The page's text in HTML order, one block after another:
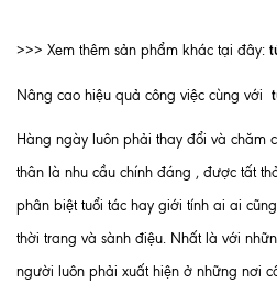
>>> Xem thêm sản phẩm khác tại đây:
Nâng cao hiệu quả công việc cùng với
Hàng ngày luôn phải thay đổi và chăm
thân là nhu cầu chính đáng , được tất
phân biệt tuổi tác hay giới tính ai ai
thời trang và sành điệu. Nhất là với
người luôn phải xuất hiện ở những nơi